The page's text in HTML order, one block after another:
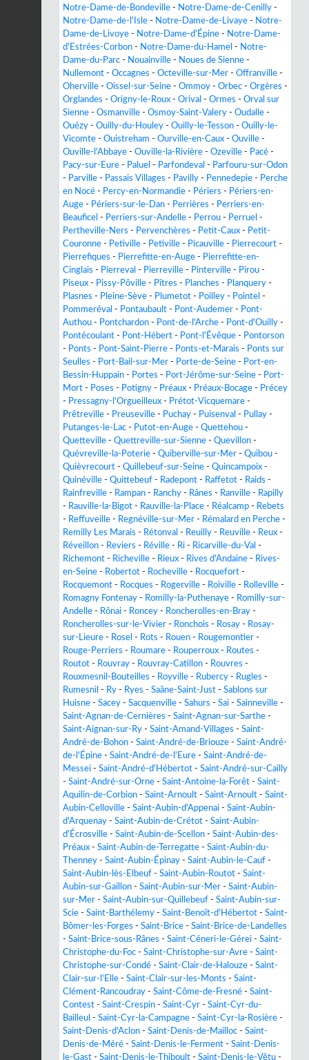
Notre-Dame-de-Bondeville - Notre-Dame-de-Cenilly -
Notre-Dame-de-l'Isle - Notre-Dame-de-Livaye - Notre-
Dame-de-Livoye - Notre-Dame-d'Épine - Notre-Dame-
d'Estrées-Corbon - Notre-Dame-du-Hamel - Notre-
Dame-du-Parc - Nouainville - Noues de Sienne -
Nullemont - Occagnes - Octeville-sur-Mer - Offranville -
Oherville - Oissel-sur-Seine - Ommoy - Orbec - Orgères -
Orglandes - Origny-le-Roux - Orival - Ormes - Orval sur
Sienne - Osmanville - Osmoy-Saint-Valery - Oudalle -
Ouézy - Ouilly-du-Houley - Ouilly-le-Tesson - Ouilly-le-
Vicomte - Ouistreham - Ourville-en-Caux - Ouville -
Ouville-l'Abbaye - Ouville-la-Rivière - Ozeville - Pacé -
Pacy-sur-Eure - Paluel - Parfondeval - Parfouru-sur-Odon
- Parville - Passais Villages - Pavilly - Pennedepie - Perche
en Nocé - Percy-en-Normandie - Périers - Périers-en-
Auge - Périers-sur-le-Dan - Perrières - Perriers-en-
Beauficel - Perriers-sur-Andelle - Perrou - Perruel -
Pertheville-Ners - Pervenchères - Petit-Caux - Petit-
Couronne - Petiville - Petiville - Picauville - Pierrecourt -
Pierrefiques - Pierrefitte-en-Auge - Pierrefitte-en-
Cinglais - Pierreval - Pierreville - Pinterville - Pirou -
Piseux - Pissy-Pôville - Pîtres - Planches - Planquery -
Plasnes - Pleine-Sève - Plumetot - Poilley - Pointel -
Pommeréval - Pontaubault - Pont-Audemer - Pont-
Authou - Pontchardon - Pont-de-l'Arche - Pont-d'Ouilly -
Pontécoulant - Pont-Hébert - Pont-l'Évêque - Pontorson
- Ponts - Pont-Saint-Pierre - Ponts-et-Marais - Ponts sur
Seulles - Port-Bail-sur-Mer - Porte-de-Seine - Port-en-
Bessin-Huppain - Portes - Port-Jérôme-sur-Seine - Port-
Mort - Poses - Potigny - Préaux - Préaux-Bocage - Précey
- Pressagny-l'Orgueilleux - Prétot-Vicquemare -
Prêtreville - Preuseville - Puchay - Puisenval - Pullay -
Putanges-le-Lac - Putot-en-Auge - Quettehou -
Quetteville - Quettreville-sur-Sienne - Quevillon -
Quévreville-la-Poterie - Quiberville-sur-Mer - Quibou -
Quièvrecourt - Quillebeuf-sur-Seine - Quincampoix -
Quinéville - Quittebeuf - Radepont - Raffetot - Raids -
Rainfreville - Rampan - Ranchy - Rânes - Ranville - Rapilly
- Rauville-la-Bigot - Rauville-la-Place - Réalcamp - Rebets
- Reffuveille - Regnéville-sur-Mer - Rémalard en Perche -
Remilly Les Marais - Rétonval - Reuilly - Reuville - Reux -
Réveillon - Reviers - Réville - Ri - Ricarville-du-Val -
Richemont - Richeville - Rieux - Rives d'Andaine - Rives-
en-Seine - Robertot - Rocheville - Rocquefort -
Rocquemont - Rocques - Rogerville - Roiville - Rolleville -
Romagny Fontenay - Romilly-la-Puthenaye - Romilly-sur-
Andelle - Rônai - Roncey - Roncherolles-en-Bray -
Roncherolles-sur-le-Vivier - Ronchois - Rosay - Rosay-
sur-Lieure - Rosel - Rots - Rouen - Rougemontier -
Rouge-Perriers - Roumare - Rouperroux - Routes -
Routot - Rouvray - Rouvray-Catillon - Rouvres -
Rouxmesnil-Bouteilles - Royville - Rubercy - Rugles -
Rumesnil - Ry - Ryes - Saâne-Saint-Just - Sablons sur
Huisne - Sacey - Sacquenville - Sahurs - Sai - Sainneville -
Saint-Agnan-de-Cernières - Saint-Agnan-sur-Sarthe -
Saint-Aignan-sur-Ry - Saint-Amand-Villages - Saint-
André-de-Bohon - Saint-André-de-Briouze - Saint-André-
de-l'Épine - Saint-André-de-l'Eure - Saint-André-de-
Messei - Saint-André-d'Hébertot - Saint-André-sur-Cailly
- Saint-André-sur-Orne - Saint-Antoine-la-Forêt - Saint-
Aquilin-de-Corbion - Saint-Arnoult - Saint-Arnoult - Saint-
Aubin-Celloville - Saint-Aubin-d'Appenai - Saint-Aubin-
d'Arquenay - Saint-Aubin-de-Crétot - Saint-Aubin-
d'Écrosville - Saint-Aubin-de-Scellon - Saint-Aubin-des-
Préaux - Saint-Aubin-de-Terregatte - Saint-Aubin-du-
Thenney - Saint-Aubin-Épinay - Saint-Aubin-le-Cauf -
Saint-Aubin-lès-Elbeuf - Saint-Aubin-Routot - Saint-
Aubin-sur-Gaillon - Saint-Aubin-sur-Mer - Saint-Aubin-
sur-Mer - Saint-Aubin-sur-Quillebeuf - Saint-Aubin-sur-
Scie - Saint-Barthélemy - Saint-Benoît-d'Hébertot - Saint-
Bômer-les-Forges - Saint-Brice - Saint-Brice-de-Landelles
- Saint-Brice-sous-Rânes - Saint-Céneri-le-Gérei - Saint-
Christophe-du-Foc - Saint-Christophe-sur-Avre - Saint-
Christophe-sur-Condé - Saint-Clair-de-Halouze - Saint-
Clair-sur-l'Elle - Saint-Clair-sur-les-Monts - Saint-
Clément-Rancoudray - Saint-Côme-de-Fresné - Saint-
Contest - Saint-Crespin - Saint-Cyr - Saint-Cyr-du-
Bailleul - Saint-Cyr-la-Campagne - Saint-Cyr-la-Rosière -
Saint-Denis-d'Aclon - Saint-Denis-de-Mailloc - Saint-
Denis-de-Méré - Saint-Denis-le-Ferment - Saint-Denis-
le-Gast - Saint-Denis-le-Thiboult - Saint-Denis-le-Vêtu -